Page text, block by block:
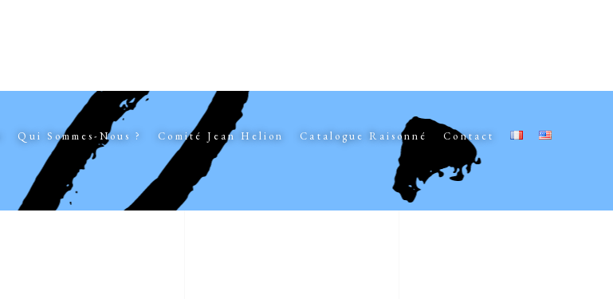
Qui Sommes-Nous ? Comité Jean Helion Catalogue Raisonné Contact